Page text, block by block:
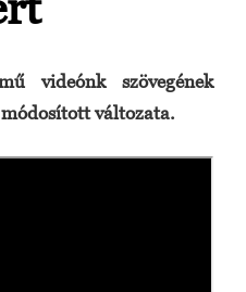
videónk szövegének
változata.